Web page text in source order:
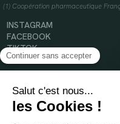
(1) Coopération pharmaceutique
INSTAGRAM
FACEBOOK
TIKTOK
YOUTUBE
Mentions légales